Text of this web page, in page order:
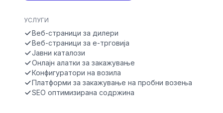
УСЛУГИ
Веб-страници за дилери
Веб-страници за е-трговија
Јавни каталози
Онлајн алатки за закажување
Конфигуратори на возила
Платформи за закажување на пробни возења
SEO оптимизирана содржина